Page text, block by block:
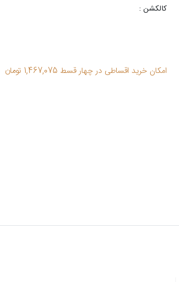
کالکشن :
امکان خرید اقساطی در چهار قسط 1,467,075 تومان